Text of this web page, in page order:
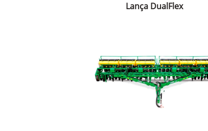
Lança DualFlex